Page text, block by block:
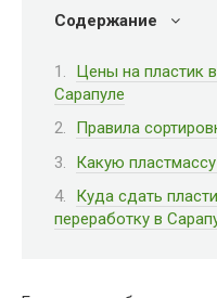
Содержание
Цены на пластик
Сарапуле
Правила
Какую
Куда сдать
переработку в